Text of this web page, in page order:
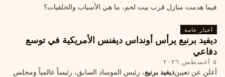
فيما هدمت منازل قرب بيت لحم، ما هي الأسباب والخلفيات؟
أخبار عامة
ديفيد برنيع يرأس أونداس ديفنس الأمريكية في توسع
دفاعي
٥ أغسطس ٢٠٢٦
أعلن عن تعيينديفيد برنيع، رئيس الموساد السابق، رئيساً عالمياً ومجلس